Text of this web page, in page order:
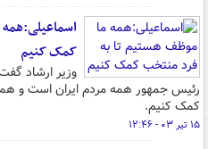
کمک کنیم
وزیر ارشاد
رئیس جمهور همه مردم ایران است و
کمک کنیم.
۱۵ تیر ۰۳ - ۱۲:۴۶